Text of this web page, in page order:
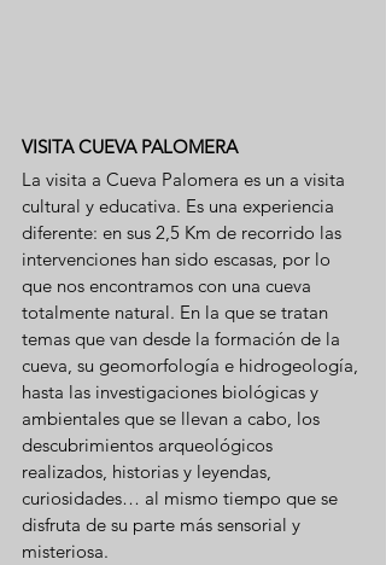
VISITA CUEVA PALOMERA
La visita a Cueva Palomera es un a visita
cultural y educativa. Es una experiencia
diferente: en sus 2,5 Km de recorrido las
intervenciones han sido escasas, por lo
que nos encontramos con una cueva
totalmente natural. En la que se tratan
temas que van desde la formación de la
cueva, su geomorfología e hidrogeología,
hasta las investigaciones biológicas y
ambientales que se llevan a cabo, los
descubrimientos arqueológicos
realizados, historias y leyendas,
curiosidades… al mismo tiempo que se
disfruta de su parte más sensorial y
misteriosa.